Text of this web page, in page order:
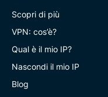
Scopri di più
VPN: cos’è?
Qual è il mio IP?
Nascondi il mio IP
Blog